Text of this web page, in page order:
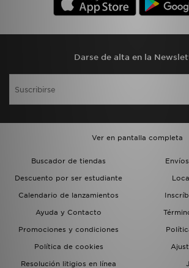
Darse de alta en la
Ver en pantalla completa
Buscador de tiendas
Descuento por ser estudiante
Calendario de lanzamientos
Ayuda y Contacto
Promociones y condiciones
Política de cookies
Resolución litigios en línea